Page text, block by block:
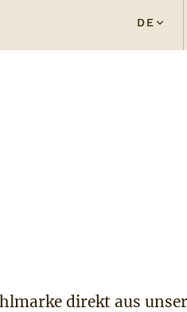
DE
direkt aus